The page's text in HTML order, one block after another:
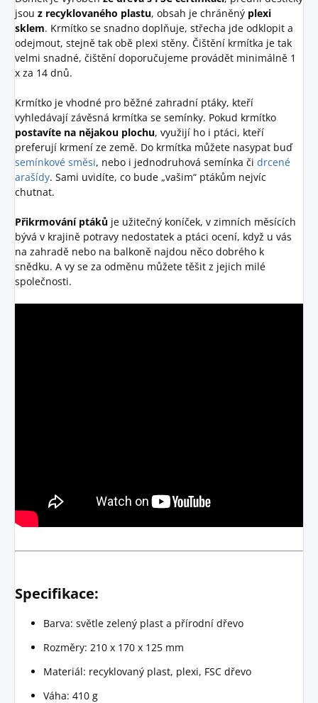
jsou z recyklovaného plastu, obsah je chráněný plexi
sklem. Krmítko se snadno doplňuje, střecha jde odklopit a
odejmout, stejně tak obě plexi stěny. Čištění krmítka je tak
velmi snadné, čištění doporučujeme provádět minimálně 1
x za 14 dnů.
Krmítko je vhodné pro běžné zahradní ptáky, kteří
vyhledávají závěsná krmítka se semínky. Pokud krmítko
postavíte na nějakou plochu, využijí ho i ptáci, kteří
preferují krmení ze země. Do krmítka můžete nasypat buď
semínkové směsi, nebo i jednodruhová semínka či drcené
arašídy. Sami uvidíte, co bude „vašim“ ptákům nejvíc
chutnat.
Přikrmování ptáků je užitečný koníček, v zimních měsících
bývá v krajině potravy nedostatek a ptáci ocení, když u vás
na zahradě nebo na balkoně najdou něco dobrého k
snědku. A vy se za odměnu můžete těšit z jejich milé
společnosti.
Specifikace:
Barva: světle zelený plast a přírodní dřevo
Rozměry: 210 x 170 x 125 mm
Materiál: recyklovaný plast, plexi, FSC dřevo
Váha: 410 g